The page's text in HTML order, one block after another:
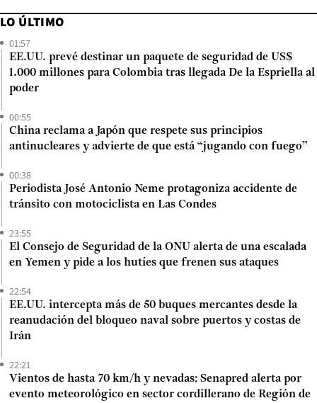
LO ÚLTIMO
01:57
EE.UU. prevé destinar un paquete de seguridad de US$
1.000 millones para Colombia tras llegada De la Espriella al
poder
00:55
China reclama a Japón que respete sus principios
antinucleares y advierte de que está “jugando con fuego”
00:38
Periodista José Antonio Neme protagoniza accidente de
tránsito con motociclista en Las Condes
23:55
El Consejo de Seguridad de la ONU alerta de una escalada
en Yemen y pide a los hutíes que frenen sus ataques
22:54
EE.UU. intercepta más de 50 buques mercantes desde la
reanudación del bloqueo naval sobre puertos y costas de
Irán
22:21
Vientos de hasta 70 km/h y nevadas: Senapred alerta por
evento meteorológico en sector cordillerano de Región de